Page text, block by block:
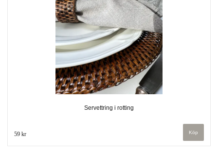
Servettring i rotting
59 kr